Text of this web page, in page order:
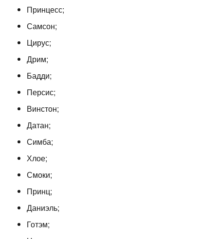
Принцесс;
Самсон;
Цирус;
Дрим;
Бадди;
Персис;
Винстон;
Датан;
Симба;
Хлое;
Смоки;
Принц;
Даниэль;
Готэм;